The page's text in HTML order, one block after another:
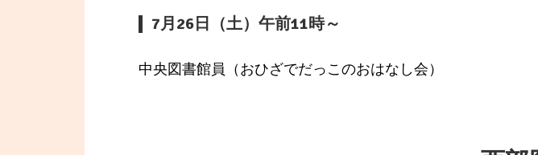
7月26日（土）午前11時～
中央図書館員（おひざでだっこのおはなし会）